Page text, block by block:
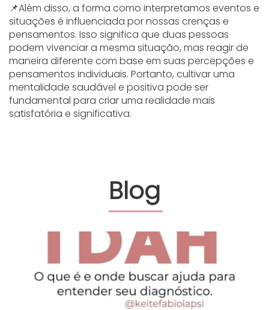
📌Além disso, a forma como interpretamos eventos e
situações é influenciada por nossas crenças e
pensamentos. Isso significa que duas pessoas
podem vivenciar a mesma situação, mas reagir de
maneira diferente com base em suas percepções e
pensamentos individuais. Portanto, cultivar uma
mentalidade saudável e positiva pode ser
fundamental para criar uma realidade mais
satisfatória e significativa.
Blog